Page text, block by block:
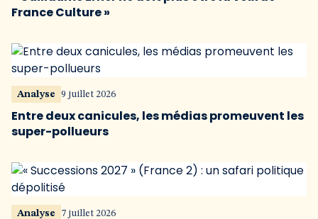
France Culture »
Analyse 9 juillet 2026
Entre deux canicules, les médias promeuvent les
super-pollueurs
Analyse 7 juillet 2026